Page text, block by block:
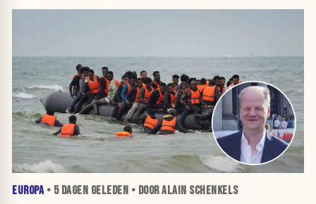
EUROPA• 5 DAGEN GELEDEN • DOOR ALAIN SCHENKELS